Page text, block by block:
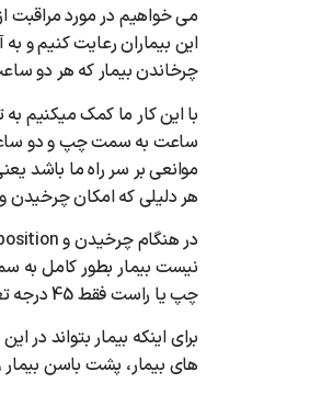
می خواهیم در مورد مراقبت
چرخاندن بیمار که هر دو
با این کار ما کمک میکنیم
ساعت به سمت چپ و دو
هر دلیلی که امکان چرخیدن
چپ یا راست فقط 45 درجه تغییر مکانی دهد.
برای اینکه بیمار بتواند
های بیمار، پشت باسن بیمار